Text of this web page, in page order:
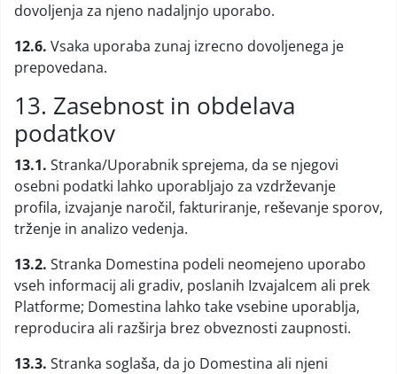
dovoljenja za njeno nadaljnjo uporabo.
12.6. Vsaka uporaba zunaj izrecno dovoljenega je
prepovedana.
13. Zasebnost in obdelava
podatkov
13.1. Stranka/Uporabnik sprejema, da se njegovi
osebni podatki lahko uporabljajo za vzdrževanje
profila, izvajanje naročil, fakturiranje, reševanje sporov,
trženje in analizo vedenja.
13.2. Stranka Domestina podeli neomejeno uporabo
vseh informacij ali gradiv, poslanih Izvajalcem ali prek
Platforme; Domestina lahko take vsebine uporablja,
reproducira ali razširja brez obveznosti zaupnosti.
13.3. Stranka soglaša, da jo Domestina ali njeni